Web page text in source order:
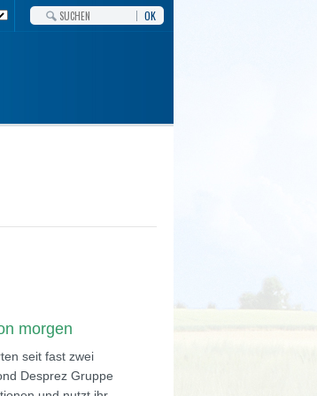
OK
morgen
seit fast zwei
Desprez Gruppe